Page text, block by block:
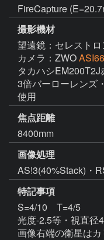
FireCapture
撮影機材
望遠鏡：セレストロ
カメラ：ZWO
タカハシEM200T2J
3倍バーローレンズ
使用
焦点距離
8400mm
画像処理
AS!3(40%Stack)・
特記事項
S=4/10　T=4/5
光度-2.5等・視直径
画像右端の衛星はカ